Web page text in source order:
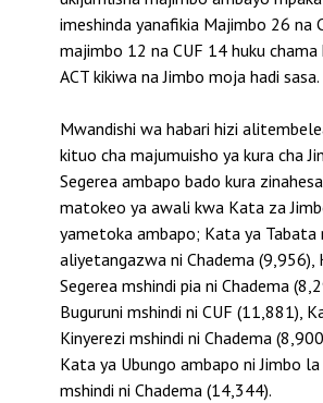
imeshinda yanafikia Majimbo 26 na
majimbo 12 na CUF 14 huku chama
ACT kikiwa na Jimbo moja hadi sasa.
Mwandishi wa habari hizi
kituo cha majumuisho ya kura cha
Segerea ambapo bado kura
matokeo ya awali kwa Kata za
yametoka ambapo; Kata ya Tabata
aliyetangazwa ni Chadema (9,956),
Segerea mshindi pia ni Chadema
Buguruni mshindi ni CUF (11,881),
Kinyerezi mshindi ni Chadema
Kata ya Ubungo ambapo ni Jimbo la
mshindi ni Chadema (14,344).